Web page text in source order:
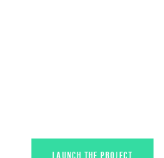
LAUNCH THE PROJECT